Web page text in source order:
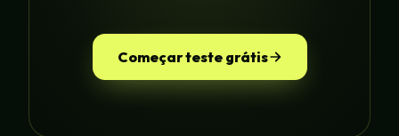
Começar teste grátis